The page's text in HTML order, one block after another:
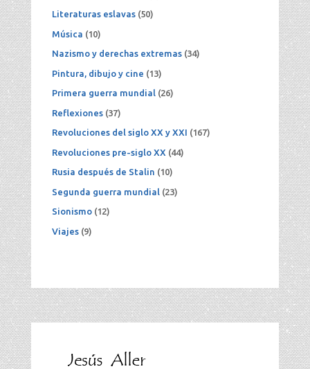
Literaturas eslavas(50)
Música (10)
Nazismo y derechas extremas(34)
Pintura, dibujo y cine (13)
Primera guerra mundial(26)
Reflexiones(37)
Revoluciones del siglo XX y XXI (167)
Revoluciones pre-siglo XX (44)
Rusia después de Stalin (10)
Segunda guerra mundial(23)
Sionismo(12)
Viajes(9)